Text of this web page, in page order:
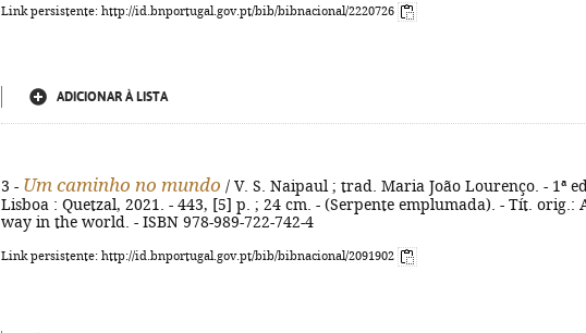
Link persistente: http://id.bnportugal.gov.pt/bib/bibnacional/2220726
ADICIONAR À LISTA
3 - Um caminho no mundo / V. S. Naipaul ; trad. Maria João Lourenço. - 1ª
Lisboa : Quetzal, 2021. - 443, [5] p. ; 24 cm. - (Serpente emplumada). - Tít. orig.:
way in the world. - ISBN 978-989-722-742-4
Link persistente: http://id.bnportugal.gov.pt/bib/bibnacional/2091902